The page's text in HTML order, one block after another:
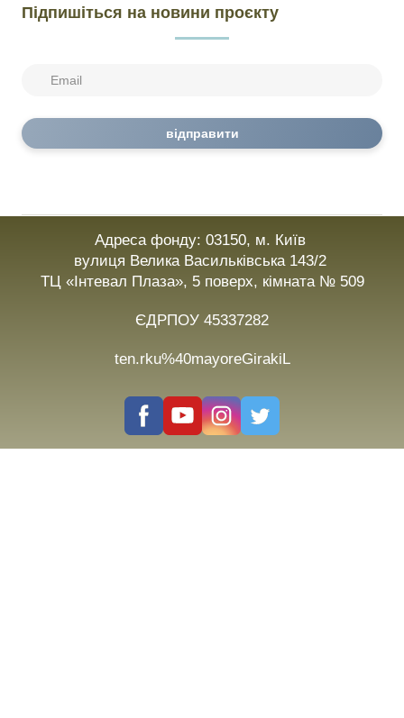
Підпишіться на новини проєкту
відправити
Адреса фонду: 03150, м. Київ
вулиця Велика Васильківська 143/2
ТЦ «Інтевал Плаза», 5 поверх, кімната № 509
ЄДРПОУ 45337282
ten.rku%40mayoreGirakiL